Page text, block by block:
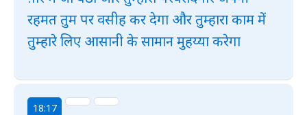
रहमत तुम पर वसीह कर देगा और तुम्हारा काम में
तुम्हारे लिए आसानी के सामान मुहय्या करेगा
18:17